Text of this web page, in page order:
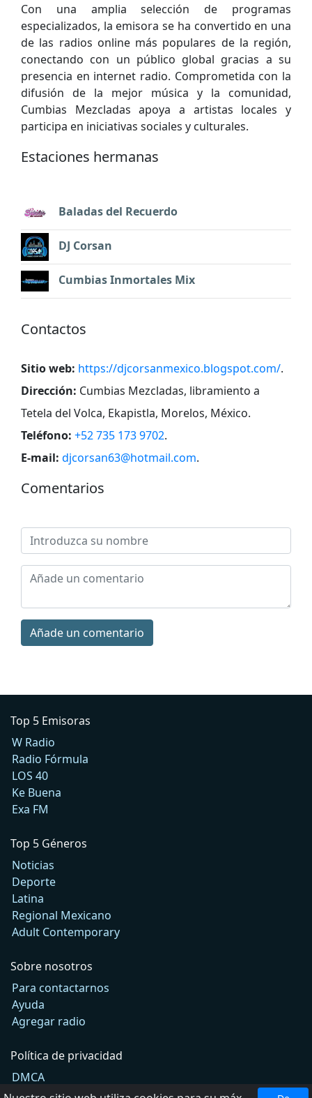
Con una amplia selección de programas
especializados, la emisora se ha convertido en una
de las radios online más populares de la región,
conectando con un público global gracias a su
presencia en internet radio. Comprometida con la
difusión de la mejor música y la comunidad,
Cumbias Mezcladas apoya a artistas locales y
participa en iniciativas sociales y culturales.
Estaciones hermanas
Baladas del Recuerdo
DJ Corsan
Cumbias Inmortales Mix
Contactos
Sitio web: https://djcorsanmexico.blogspot.com/.
Dirección: Cumbias Mezcladas, libramiento a
Tetela del Volca, Ekapistla, Morelos, México.
Teléfono: +52 735 173 9702.
E-mail: djcorsan63@hotmail.com.
Comentarios
Añade un comentario
Top 5 Emisoras
W Radio
Radio Fórmula
LOS 40
Ke Buena
Exa FM
Top 5 Géneros
Noticias
Deporte
Latina
Regional Mexicano
Adult Contemporary
Sobre nosotros
Para contactarnos
Ayuda
Agregar radio
Política de privacidad
DMCA
Términos de Uso